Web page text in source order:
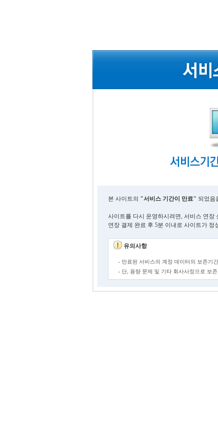
본 사이트의 "서비스 기간이 만료" 되었음
사이트를 다시 운영하시려면, 서비스 연장
연장 결제 완료 후 5분 이내로 사이트가 정
유의사항
- 만료된 서비스의 계정 데이터의 보존기
- 단, 용량 문제 및 기타 회사사정으로 보